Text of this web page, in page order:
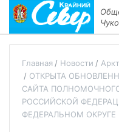
Главная Новости
ОТКРЫТА
САЙТА
РОССИЙСКОЙ
ФЕДЕРАЛЬНОМ ОКРУГЕ